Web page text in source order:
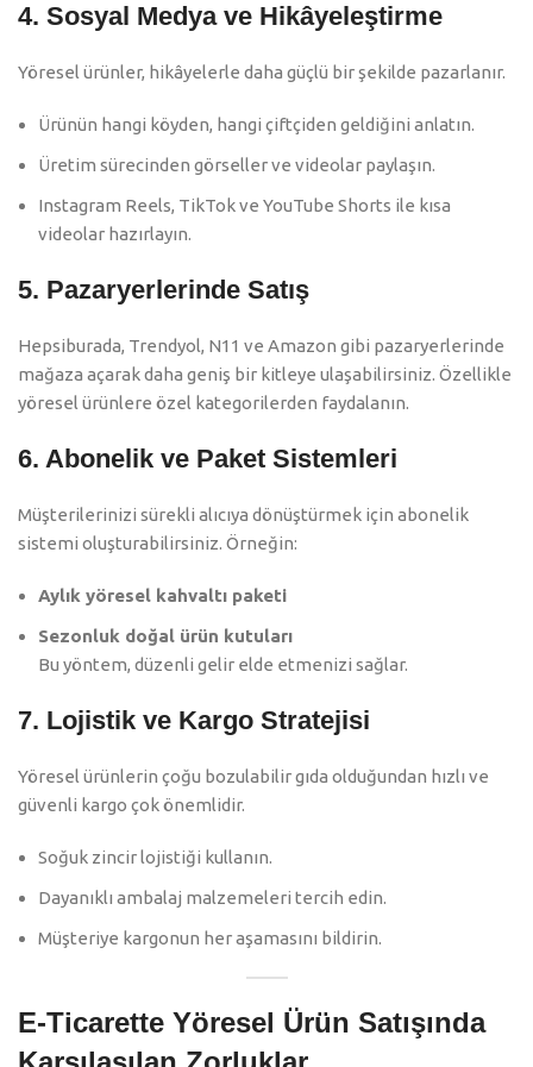
4. Sosyal Medya ve Hikâyeleştirme
Yöresel ürünler, hikâyelerle daha güçlü bir şekilde pazarlanır.
Ürünün hangi köyden, hangi çiftçiden geldiğini anlatın.
Üretim sürecinden görseller ve videolar paylaşın.
Instagram Reels, TikTok ve YouTube Shorts ile kısa
videolar hazırlayın.
5. Pazaryerlerinde Satış
Hepsiburada, Trendyol, N11 ve Amazon gibi pazaryerlerinde
mağaza açarak daha geniş bir kitleye ulaşabilirsiniz. Özellikle
yöresel ürünlere özel kategorilerden faydalanın.
6. Abonelik ve Paket Sistemleri
Müşterilerinizi sürekli alıcıya dönüştürmek için abonelik
sistemi oluşturabilirsiniz. Örneğin:
Aylık yöresel kahvaltı paketi
Sezonluk doğal ürün kutuları
Bu yöntem, düzenli gelir elde etmenizi sağlar.
7. Lojistik ve Kargo Stratejisi
Yöresel ürünlerin çoğu bozulabilir gıda olduğundan hızlı ve
güvenli kargo çok önemlidir.
Soğuk zincir lojistiği kullanın.
Dayanıklı ambalaj malzemeleri tercih edin.
Müşteriye kargonun her aşamasını bildirin.
E-Ticarette Yöresel Ürün Satışında